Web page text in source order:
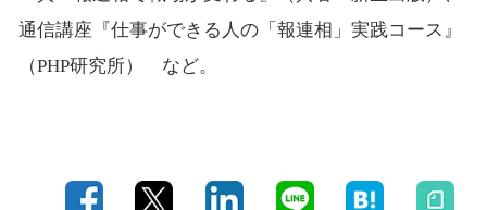
通信講座『仕事ができる人の「報連相」実践コース』
（PHP研究所） など。